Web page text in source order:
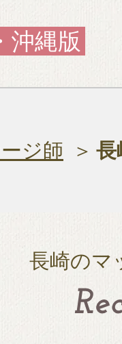
沖縄版
ジ師 長
長崎の